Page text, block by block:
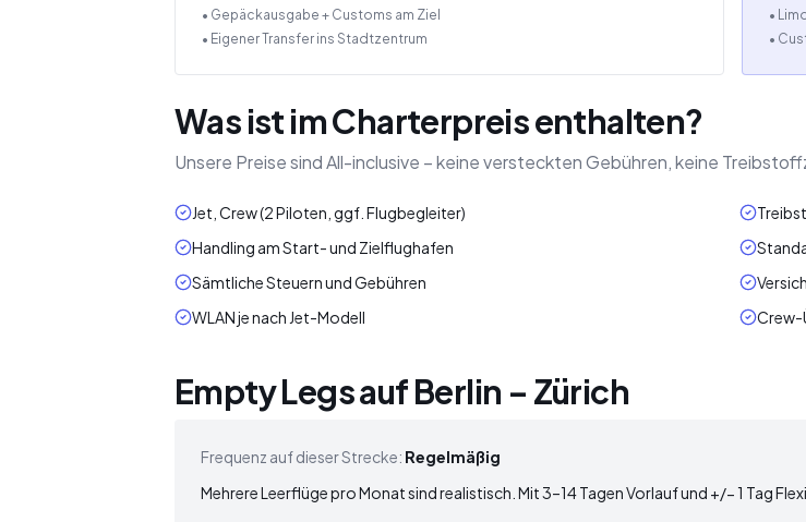
• Gepäckausgabe + Customs am Ziel
• Eigener Transfer ins Stadtzentrum
•
•
Was ist im Charterpreis enthalten?
Unsere Preise sind All-inclusive – keine versteckten Gebühren, keine
Jet, Crew (2 Piloten, ggf. Flugbegleiter)
Handling am Start- und Zielflughafen
Sämtliche Steuern und Gebühren
WLAN je nach Jet-Modell
Crew-
Empty Legs auf Berlin – Zürich
Frequenz auf dieser Strecke: Regelmäßig
Mehrere Leerflüge pro Monat sind realistisch. Mit 3–14 Tagen Vorlauf und +/− 1 Tag